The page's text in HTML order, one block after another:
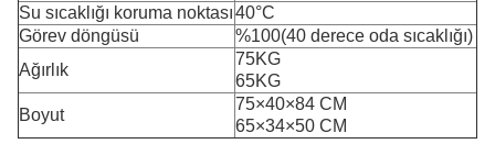
Su sıcaklığı koruma noktası40°C
Görev döngüsü
%100(40 derece oda sıcaklığı)
Ağırlık
75KG
65KG
Boyut
75×40×84 CM
65×34×50 CM